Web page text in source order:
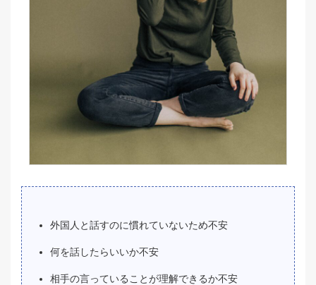
外国人と話すのに慣れていないため不安
何を話したらいいか不安
相手の言っていることが理解できるか不安